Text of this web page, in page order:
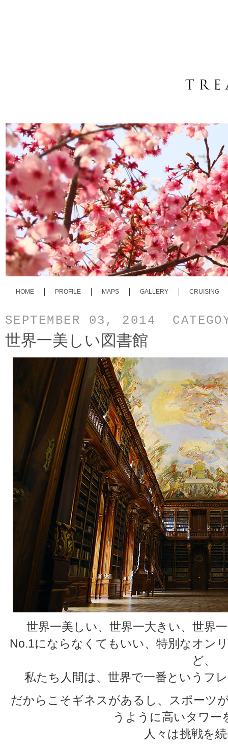
HOME PROFILE MAPS GALLERY CRUISING
SEPTEMBER 03, 2014
世界一美しい図書館
世界一美しい、世界一大きい、世界
No.1にならなくてもいい、特別なオン
ど、
私たち人間は、世界で一番というフ
だからこそギネスがあるし、スポーツ
うように高いタワー
人々は挑戦を